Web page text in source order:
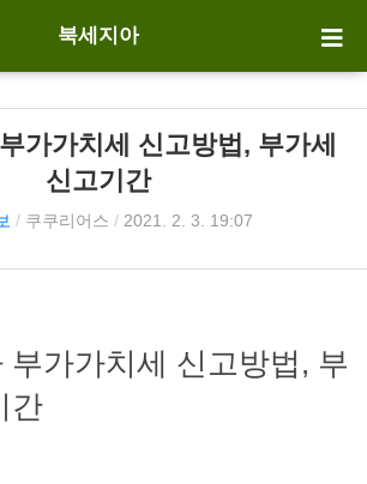
북세지아
가가치세 신고방법, 부가세
신고기간
/ 쿠쿠리어스 / 2021. 2. 3. 19:07
부가가치세 신고방법, 부
간